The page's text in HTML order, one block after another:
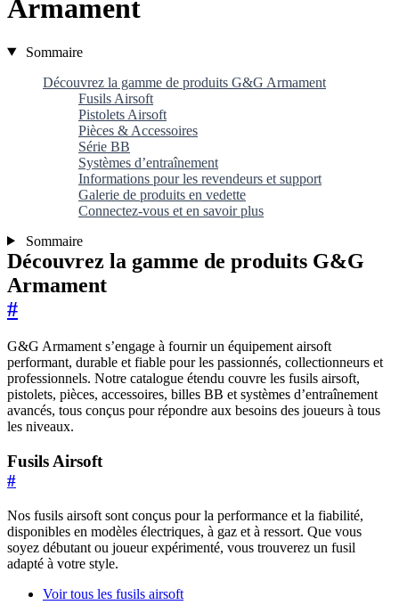
Armament
Sommaire
Découvrez la gamme de produits G&G Armament
Fusils Airsoft
Pistolets Airsoft
Pièces & Accessoires
Série BB
Systèmes d’entraînement
Informations pour les revendeurs et support
Galerie de produits en vedette
Connectez-vous et en savoir plus
Sommaire
Découvrez la gamme de produits G&G
Armament
#
G&G Armament s’engage à fournir un équipement airsoft
performant, durable et fiable pour les passionnés, collectionneurs et
professionnels. Notre catalogue étendu couvre les fusils airsoft,
pistolets, pièces, accessoires, billes BB et systèmes d’entraînement
avancés, tous conçus pour répondre aux besoins des joueurs à tous
les niveaux.
Fusils Airsoft
#
Nos fusils airsoft sont conçus pour la performance et la fiabilité,
disponibles en modèles électriques, à gaz et à ressort. Que vous
soyez débutant ou joueur expérimenté, vous trouverez un fusil
adapté à votre style.
Voir tous les fusils airsoft